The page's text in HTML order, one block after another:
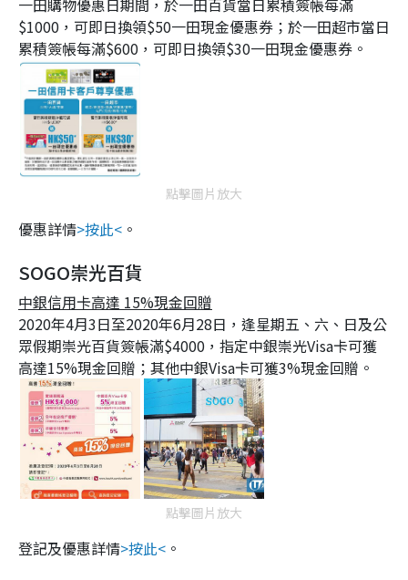
一田購物優惠日期間，於一田百貨當日累積簽帳每滿
$1000，可即日換領$50一田現金優惠券；於一田超市當日
累積簽帳每滿$600，可即日換領$30一田現金優惠券。
點擊圖片放大
優惠詳情>按此< 。
SOGO崇光百貨
中銀信用卡高達 15%現金回贈
2020年4月3日至2020年6月28日，逢星期五、六、日及公
眾假期崇光百貨簽帳滿$4000，指定中銀崇光Visa卡可獲
高達15%現金回贈；其他中銀Visa卡可獲3%現金回贈。
點擊圖片放大
登記及優惠詳情>按此< 。